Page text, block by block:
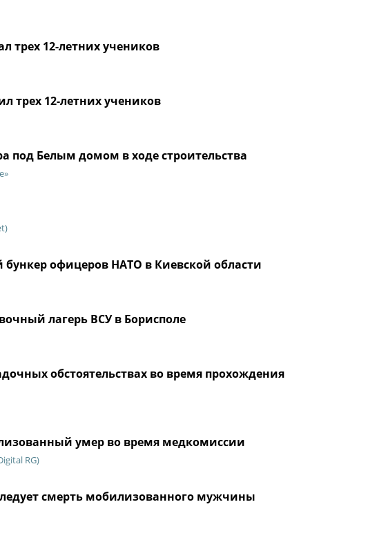
трех 12-летних учеников
трех 12-летних учеников
под Белым домом в ходе строительства
офицеров НАТО в Киевской области
лагерь ВСУ в Борисполе
обстоятельствах во время прохождения
умер во время медкомиссии
RG)
смерть мобилизованного мужчины